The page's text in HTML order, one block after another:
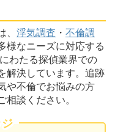
浮気調査 ・ 不倫調
様なニーズに対応する
わたる探偵業界での
解決しています。追跡
や不倫でお悩みの方
相談ください。